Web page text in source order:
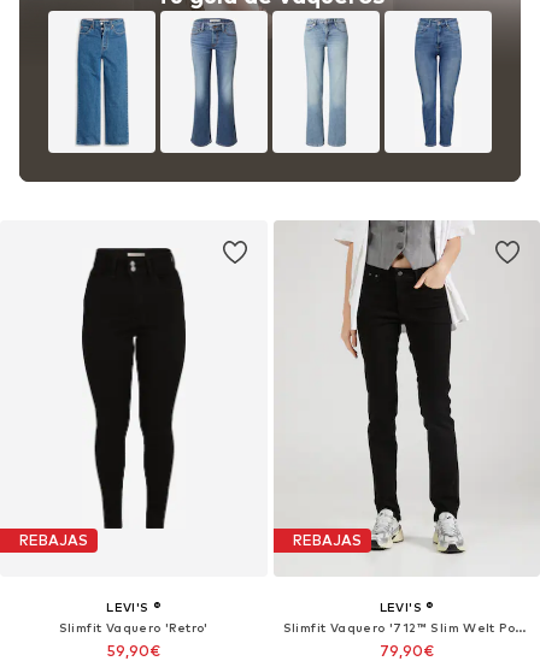
REBAJAS
LEVI'S ®
Slimfit Vaquero 'Retro'
59,90€
REBAJAS
LEVI'S ®
Slimfit Vaquero '712™ Slim Welt Pocket'
79,90€